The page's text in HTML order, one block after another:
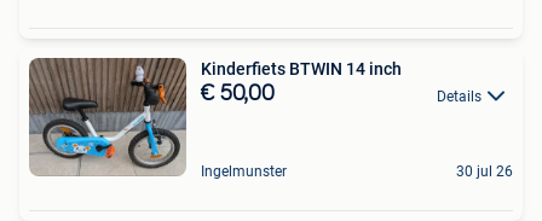
Kinderfiets BTWIN 14 inch
€ 50,00 Details
Ingelmunster 30 jul 26